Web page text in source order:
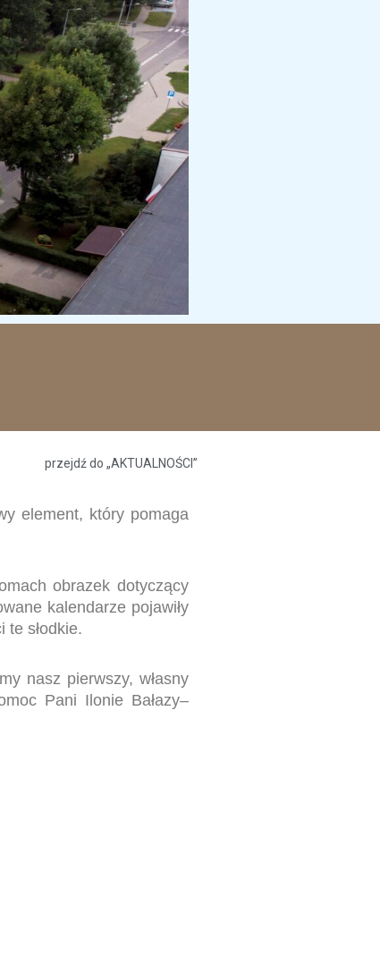
przejdź do „AKTUALNOŚCI”
element, który pomaga
obrazek dotyczący
kalendarze pojawiły
słodkie.
nasz pierwszy, własny
Pani Ilonie Bałazy–